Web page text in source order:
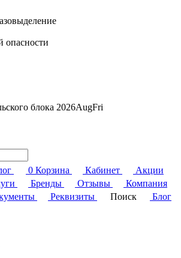
опасности
блока 2026AugFri
0 Корзина Кабинет
Акции
Бренды Отзывы
Компания
Реквизиты Поиск
Блог